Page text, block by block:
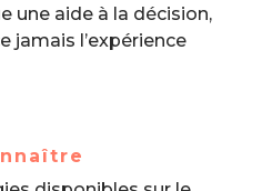
une aide à la décision,
jamais l’expérience